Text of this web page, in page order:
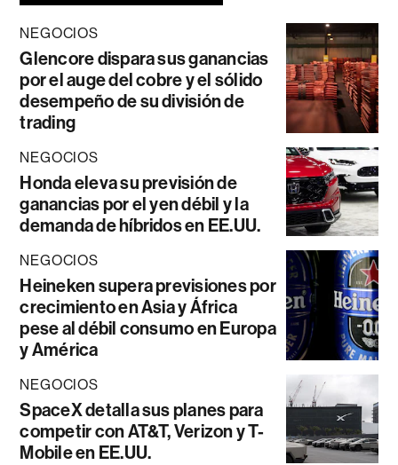
NEGOCIOS
Glencore dispara sus ganancias
por el auge del cobre y el sólido
desempeño de su división de
trading
NEGOCIOS
Honda eleva su previsión de
ganancias por el yen débil y la
demanda de híbridos en EE.UU.
NEGOCIOS
Heineken supera previsiones por
crecimiento en Asia y África
pese al débil consumo en Europa
y América
NEGOCIOS
SpaceX detalla sus planes para
competir con AT&T, Verizon y T-
Mobile en EE.UU.